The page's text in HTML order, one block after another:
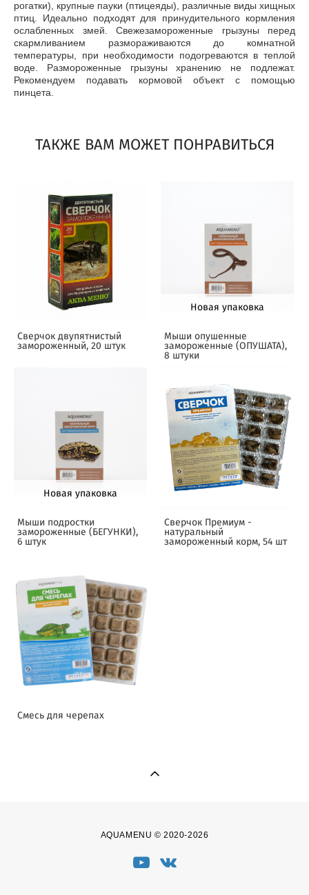
рогатки), крупные пауки (птицеяды), различные виды хищных
птиц. Идеально подходят для принудительного кормления
ослабленных змей. Свежезамороженные грызуны перед
скармливанием размораживаются до комнатной
температуры, при необходимости подогреваются в теплой
воде. Размороженные грызуны хранению не подлежат.
Рекомендуем подавать кормовой объект с помощью
пинцета.
ТАКЖЕ ВАМ МОЖЕТ ПОНРАВИТЬСЯ
Сверчок двупятнистый
замороженный, 20 штук
Новая упаковка
Мыши опушенные
замороженные (ОПУШАТА),
8 штуки
Новая упаковка
Мыши подростки
замороженные (БЕГУНКИ),
6 штук
Сверчок Премиум -
натуральный
замороженный корм, 54 шт
Смесь для черепах
AQUAMENU © 2020-2026